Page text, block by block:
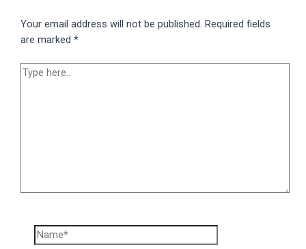
Your email address will not be published. Required fields
are marked*
Type
Name*